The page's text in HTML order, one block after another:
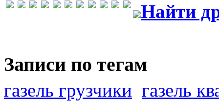
Найти
Записи по тегам
газель грузчики газель